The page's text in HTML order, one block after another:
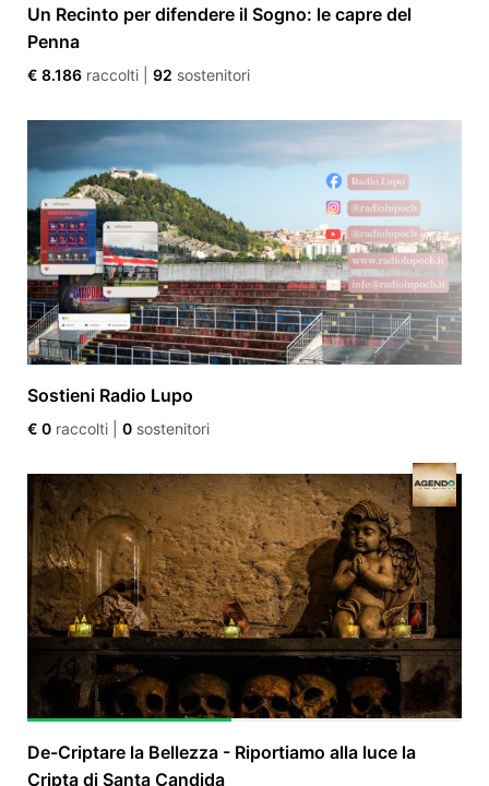
Un Recinto per difendere il Sogno: le capre del
Penna
€ 8.186 raccolti 92 sostenitori
Sostieni Radio Lupo
€ 0 raccolti 0 sostenitori
De-Criptare la Bellezza - Riportiamo alla luce la
Cripta di Santa Candida